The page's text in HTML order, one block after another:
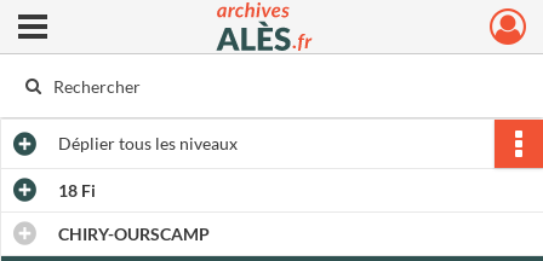
Archives municipales d'Alès
Ouvrir le menu déroulant
Dépliertous les niveaux
18 Fi
CHIRY-OURSCAMP